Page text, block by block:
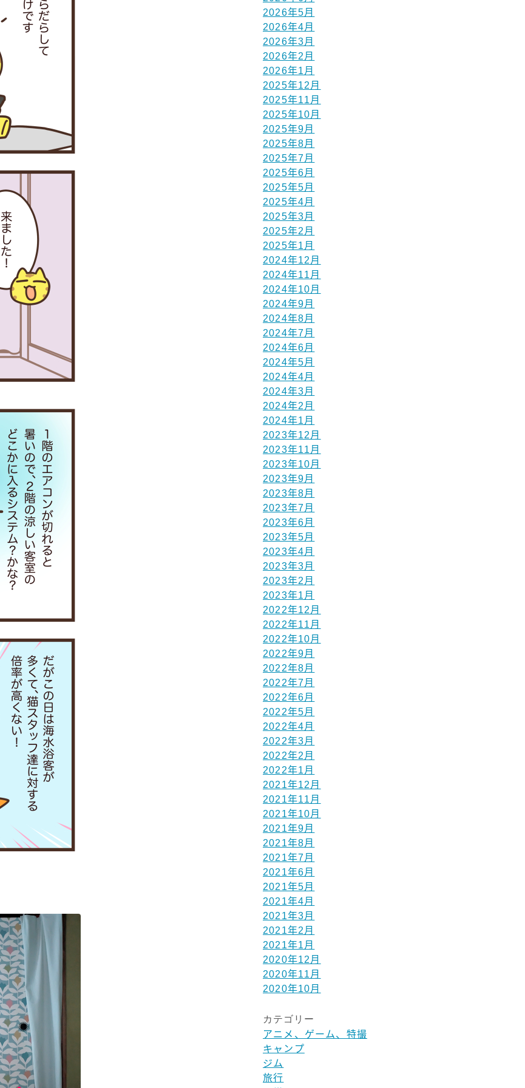
2026年5月
2026年4月
2026年3月
2026年2月
2026年1月
2025年12月
2025年11月
2025年10月
2025年9月
2025年8月
2025年7月
2025年6月
2025年5月
2025年4月
2025年3月
2025年2月
2025年1月
2024年12月
2024年11月
2024年10月
2024年9月
2024年8月
2024年7月
2024年6月
2024年5月
2024年4月
2024年3月
2024年2月
2024年1月
2023年12月
2023年11月
2023年10月
2023年9月
2023年8月
2023年7月
2023年6月
2023年5月
2023年4月
2023年3月
2023年2月
2023年1月
2022年12月
2022年11月
2022年10月
2022年9月
2022年8月
2022年7月
2022年6月
2022年5月
2022年4月
2022年3月
2022年2月
2022年1月
2021年12月
2021年11月
2021年10月
2021年9月
2021年8月
2021年7月
2021年6月
2021年5月
2021年4月
2021年3月
2021年2月
2021年1月
2020年12月
2020年11月
2020年10月
カテゴリー
アニメ、ゲーム、特撮
キャンプ
ジム
旅行